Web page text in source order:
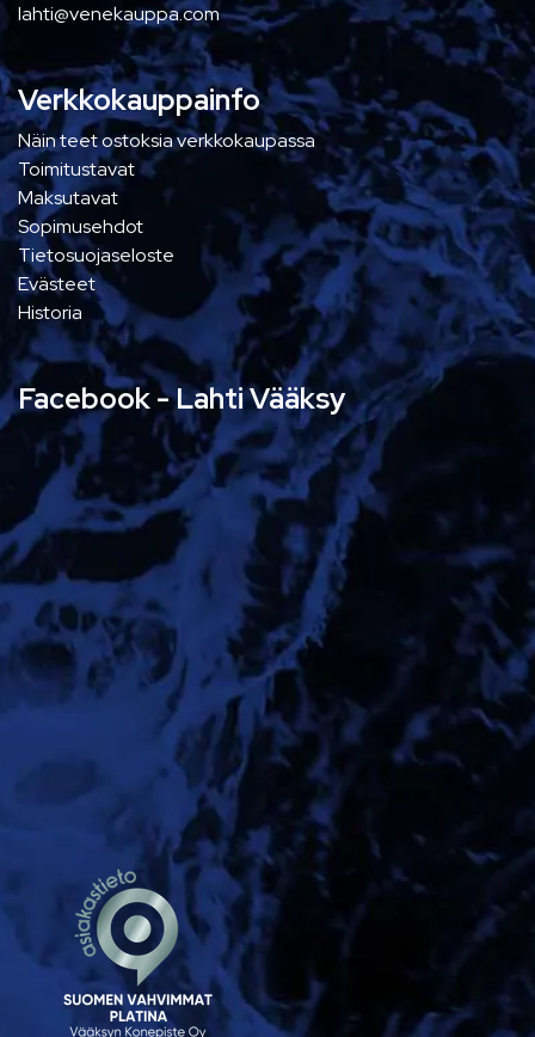
lahti@venekauppa.com
Verkkokauppainfo
Näin teet ostoksia verkkokaupassa
Toimitustavat
Maksutavat
Sopimusehdot
Tietosuojaseloste
Evästeet
Historia
Facebook - Lahti Vääksy